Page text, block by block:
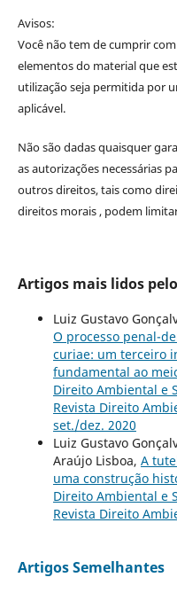
Avisos:
Você não tem de cumprir
elementos do material que
utilização seja permitida por
aplicável.
Não são dadas quaisquer
as autorizações necessárias
outros direitos, tais como
direitos morais , podem
Artigos mais lidos
Luiz Gustavo
O processo penal-
curiae: um terceiro
fundamental ao
Direito Ambiental e
Revista Direito
set./dez. 2020
Luiz Gustavo
Araújo Lisboa, A
uma construção
Direito Ambiental e
Revista Direito
Artigos Semelhantes